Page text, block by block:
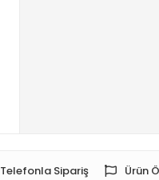
Telefonla Sipariş Ürün